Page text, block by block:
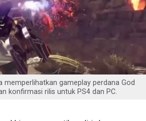
memperlihatkan gameplay perdana God
konfirmasi rilis untuk PS4 dan PC.